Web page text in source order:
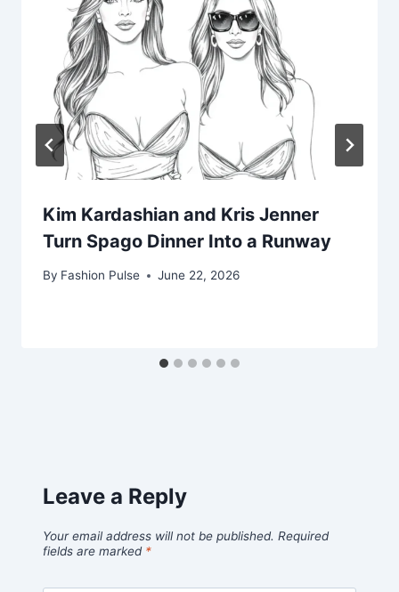
Kim Kardashian and Kris Jenner
Turn Spago Dinner Into a Runway
By Fashion Pulse June 22, 2026
Leave a Reply
Your email address will not be published. Required
fields are marked *